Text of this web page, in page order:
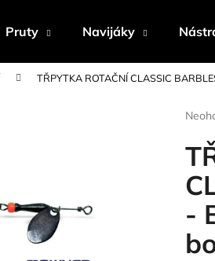
Pruty Navijáky
TŘPYTKA ROTAČNÍ CLASSIC
0,0
z
-
najít?